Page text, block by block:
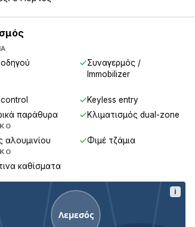
Συναγερμός /
Immobilizer
Keyless entry
παράθυρα
Κλιματισμός dual-zone
αλουμινίου Φιμέ τζάμια
καθίσματα
Λεμεσός
i